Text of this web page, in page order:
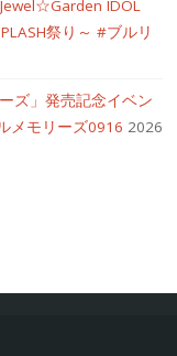
IDOL
祭り～ #ブルリ
ズ」発売記念イベン
メモリーズ0916 2026